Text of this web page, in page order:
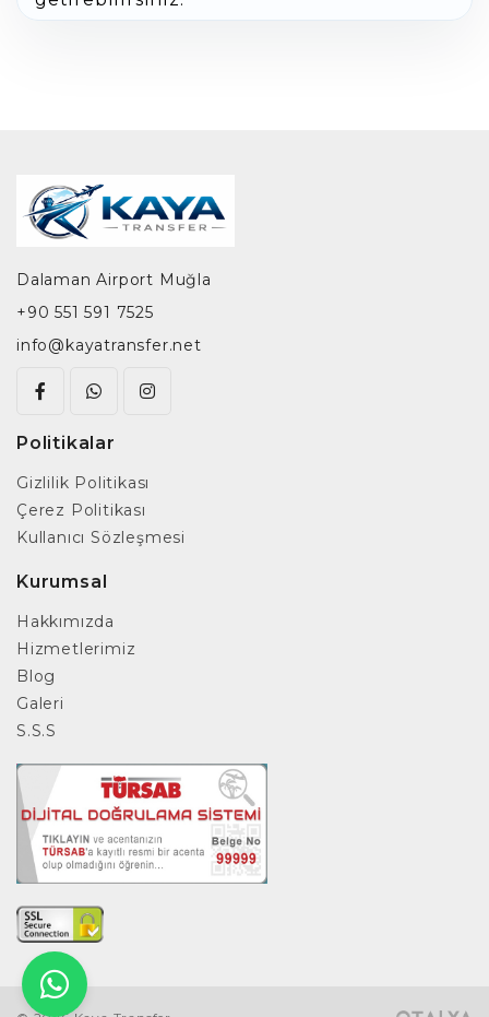
Dalaman Airport Muğla
+90 551 591 7525
info@kayatransfer.net
Politikalar
Gizlilik Politikası
Çerez Politikası
Kullanıcı Sözleşmesi
Kurumsal
Hakkımızda
Hizmetlerimiz
Blog
Galeri
S.S.S